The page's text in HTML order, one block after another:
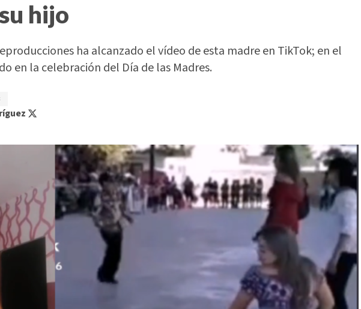
hijo
ha alcanzado el vídeo de esta madre en TikTok; en el
en la celebración del Día de las Madres.